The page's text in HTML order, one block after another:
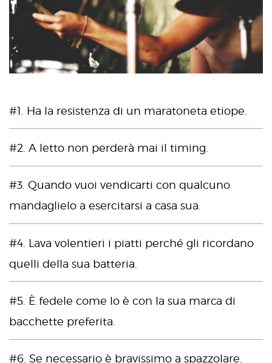
#1. Ha la resistenza di un maratoneta etiope.
#2. A letto non perderà mai il timing.
#3. Quando vuoi vendicarti con qualcuno
mandaglielo a esercitarsi a casa sua.
#4. Lava volentieri i piatti perché gli ricordano
quelli della sua batteria.
#5. È fedele come lo è con la sua marca di
bacchette preferita.
#6. Se necessario è bravissimo a spazzolare.